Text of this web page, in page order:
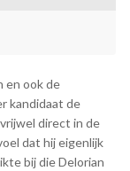
en ook de
kandidaat de
direct in de
dat hij eigenlijk
bij die Delorian